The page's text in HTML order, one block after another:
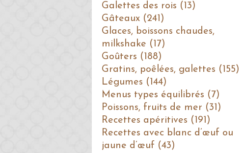
Galettes des rois (13)
Gâteaux (241)
Glaces, boissons chaudes,
milkshake (17)
Goûters (188)
Gratins, poêlées, galettes (155)
Légumes (144)
Menus types équilibrés (7)
Poissons, fruits de mer (31)
Recettes apéritives (191)
Recettes avec blanc d’œuf ou
jaune d’œuf (43)